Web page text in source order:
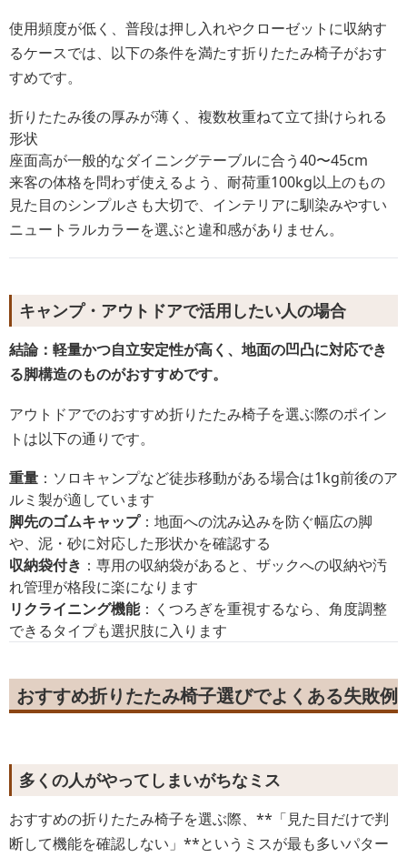
使用頻度が低く、普段は押し入れやクローゼットに収納す
るケースでは、以下の条件を満たす折りたたみ椅子がおす
すめです。
折りたたみ後の厚みが薄く、複数枚重ねて立て掛けられる
形状
座面高が一般的なダイニングテーブルに合う40〜45cm
来客の体格を問わず使えるよう、耐荷重100kg以上のもの
見た目のシンプルさも大切で、インテリアに馴染みやすい
ニュートラルカラーを選ぶと違和感がありません。
キャンプ・アウトドアで活用したい人の場合
結論：軽量かつ自立安定性が高く、地面の凹凸に対応でき
る脚構造のものがおすすめです。
アウトドアでのおすすめ折りたたみ椅子を選ぶ際のポイン
トは以下の通りです。
重量 ：ソロキャンプなど徒歩移動がある場合は1kg前後のア
ルミ製が適しています
脚先のゴムキャップ：地面への沈み込みを防ぐ幅広の脚
や、泥・砂に対応した形状かを確認する
収納袋付き ：専用の収納袋があると、ザックへの収納や汚
れ管理が格段に楽になります
リクライニング機能：くつろぎを重視するなら、角度調整
できるタイプも選択肢に入ります
おすすめ折りたたみ椅子選びでよくある失敗例
多くの人がやってしまいがちなミス
おすすめの折りたたみ椅子を選ぶ際、**「見た目だけで判
断して機能を確認しない」**というミスが最も多いパター